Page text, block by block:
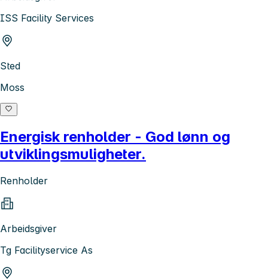
ISS Facility Services
Sted
Moss
Energisk renholder - God lønn og
utviklingsmuligheter.
Renholder
Arbeidsgiver
Tg Facilityservice As